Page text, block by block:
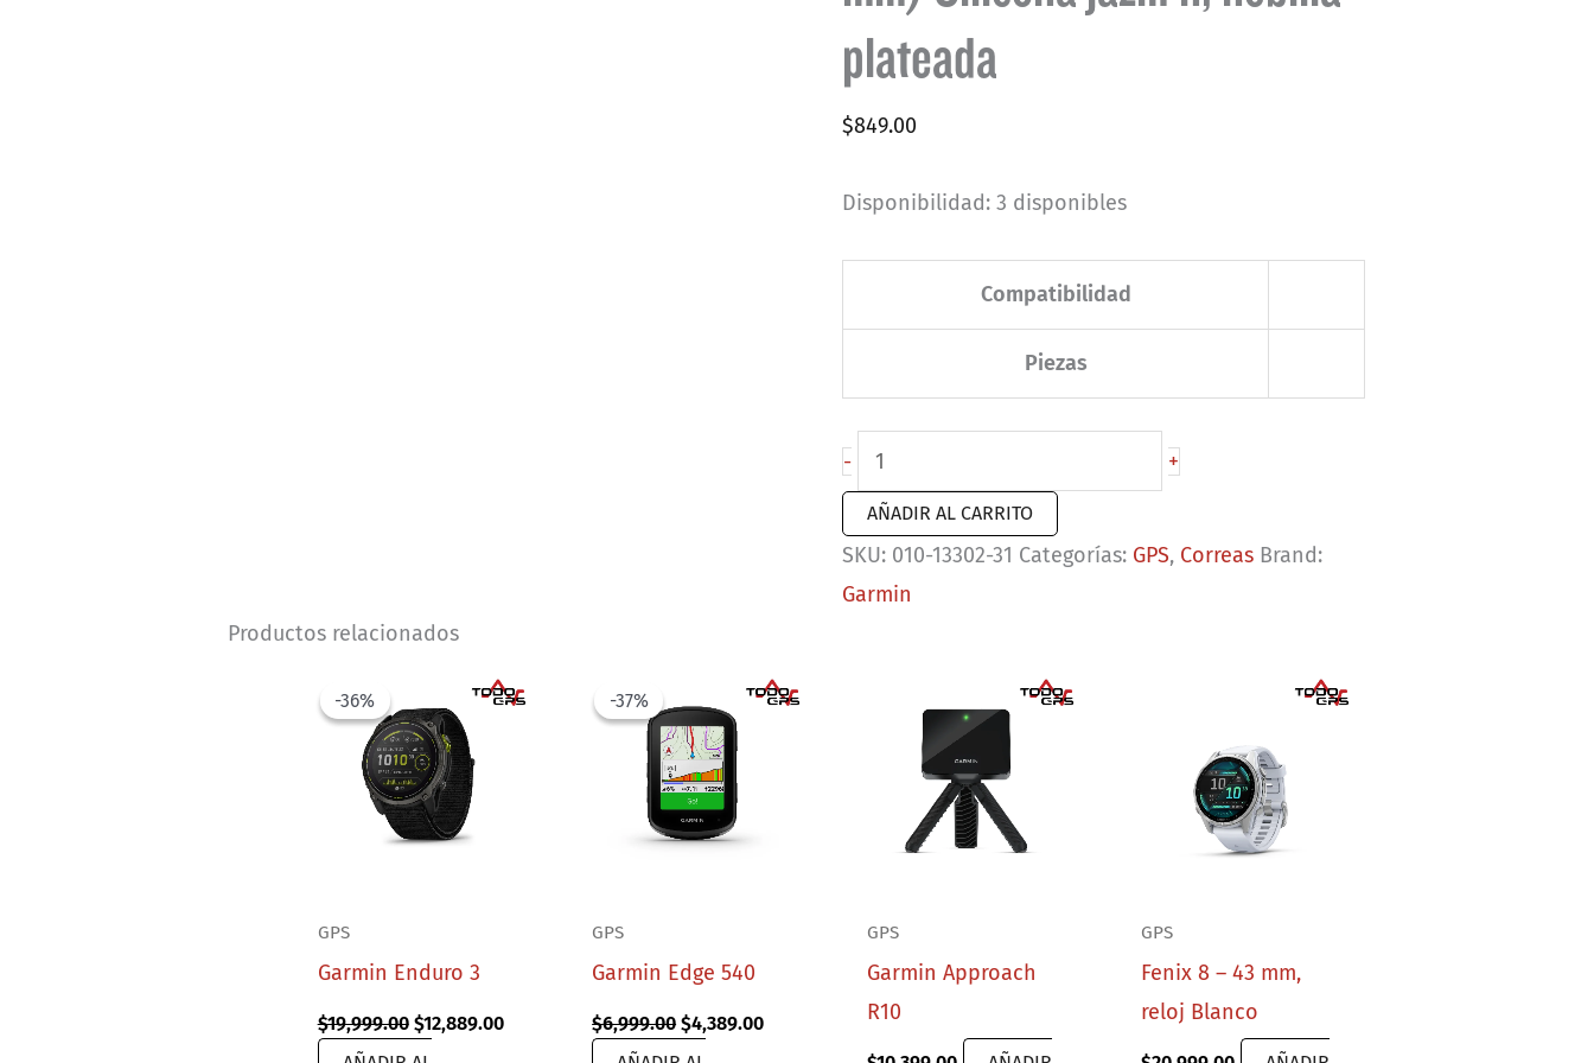
plateada
$849.00
Disponibilidad: 3 disponibles
Compatibilidad
Piezas
-
Correas
para
Lily®
2
(14
hebilla
plateada
cantidad
+
AÑADIR AL CARRITO
SKU: 010-13302-31 Categorías: GPS, Correas Brand:
Garmin
Productos relacionados
-36%
-36%
GPS
Garmin Enduro 3
$19,999.00 Original
price
$12,889.00Current
-37%
-37%
GPS
Garmin Edge 540
$6,999.00 Original
price
$4,389.00Current
GPS
Garmin Approach
R10
GPS
Fenix 8 – 43 mm,
reloj Blanco